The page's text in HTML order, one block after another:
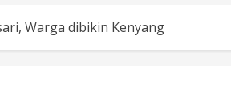
Warga dibikin Kenyang